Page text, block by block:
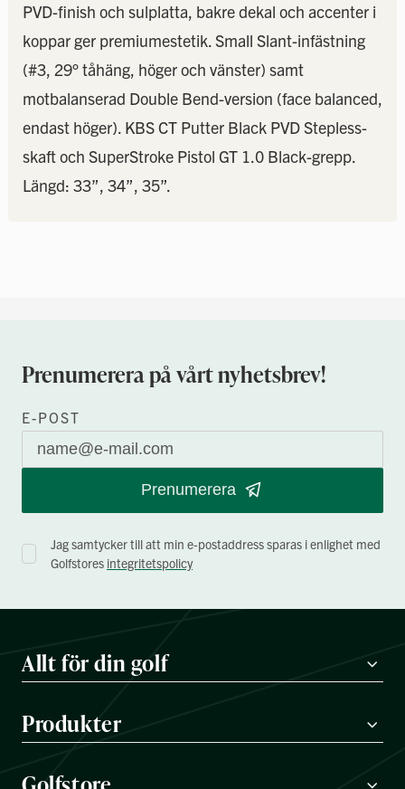
PVD-finish och sulplatta, bakre dekal och accenter i
koppar ger premiumestetik. Small Slant-infästning
(#3, 29° tåhäng, höger och vänster) samt
motbalanserad Double Bend-version (face balanced,
endast höger). KBS CT Putter Black PVD Stepless-
skaft och SuperStroke Pistol GT 1.0 Black-grepp.
Längd: 33”, 34”, 35”.
Prenumerera på vårt nyhetsbrev!
E-POST
Prenumerera
Jag samtycker till att min e-postaddress sparas i enlighet med
Golfstores integritetspolicy
Allt för din golf
Produkter